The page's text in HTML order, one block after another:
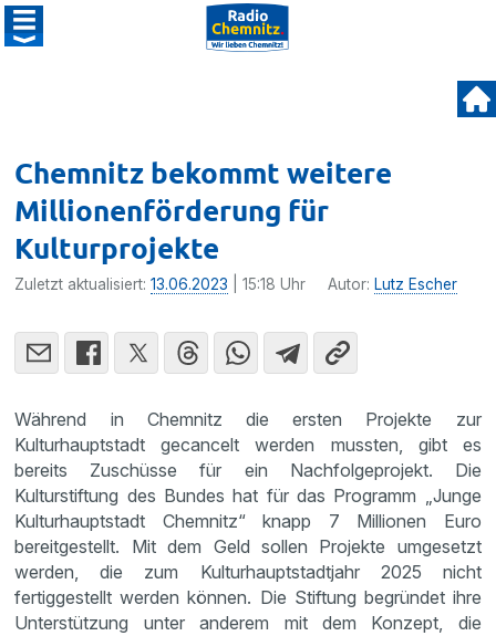
Chemnitz bekommt weitere
Millionenförderung für
Kulturprojekte
Zuletzt aktualisiert:13.06.2023 | 15:18 Uhr Autor: Lutz Escher
Während in Chemnitz die ersten Projekte zur
Kulturhauptstadt gecancelt werden mussten, gibt es
bereits Zuschüsse für ein Nachfolgeprojekt. Die
Kulturstiftung des Bundes hat für das Programm „Junge
Kulturhauptstadt Chemnitz“ knapp 7 Millionen Euro
bereitgestellt. Mit dem Geld sollen Projekte umgesetzt
werden, die zum Kulturhauptstadtjahr 2025 nicht
fertiggestellt werden können. Die Stiftung begründet ihre
Unterstützung unter anderem mit dem Konzept, die